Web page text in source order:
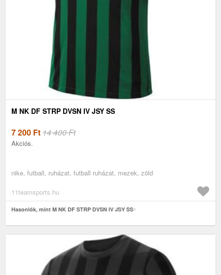
M NK DF STRP DVSN IV JSY SS
7 200 Ft14 400 Ft
Akciós.
nike, futball, ruházat, futball ruházat, mezek, zöld
11teamsports.hu
Hasonlók, mint M NK DF STRP DVSN IV JSY SS